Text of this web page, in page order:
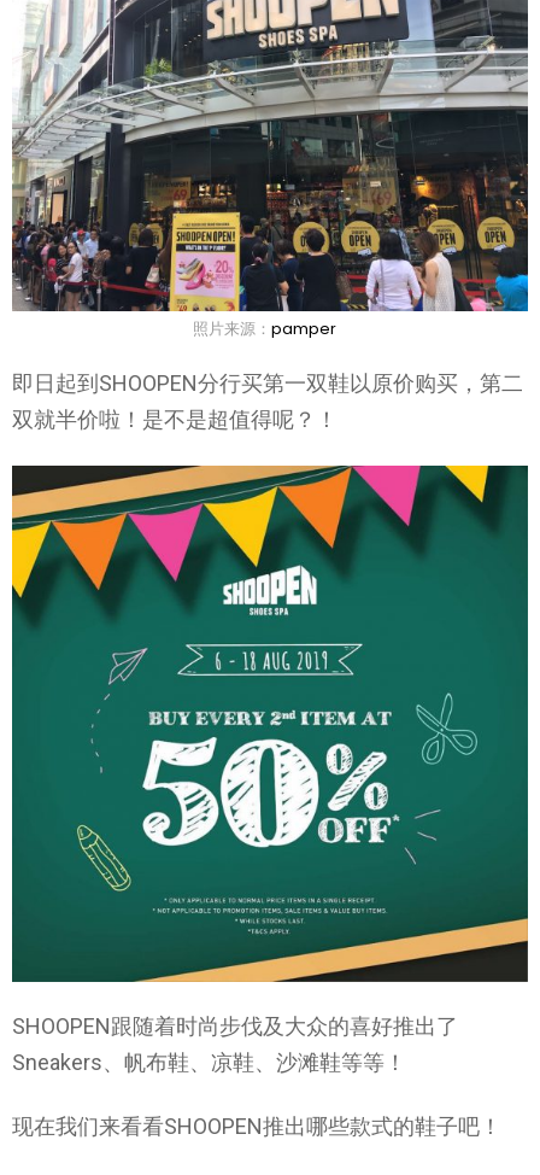
照片来源： pamper
即日起到SHOOPEN分行买第一双鞋以原价购买，第二
双就半价啦！是不是超值得呢？！
SHOOPEN跟随着时尚步伐及大众的喜好推出了
Sneakers、帆布鞋、凉鞋、沙滩鞋等等！
现在我们来看看SHOOPEN推出哪些款式的鞋子吧！